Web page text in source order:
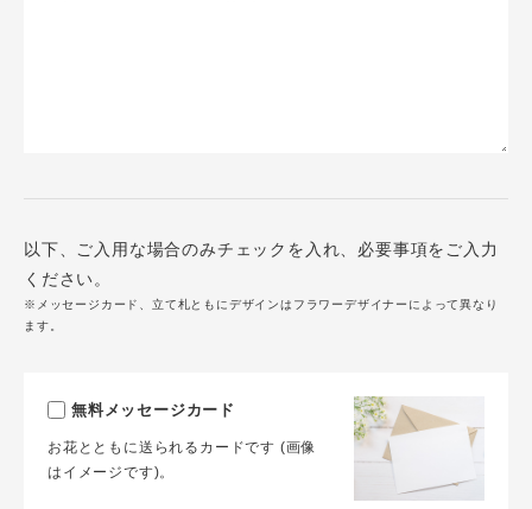
以下、ご入用な場合のみチェックを入れ、必要事項をご入力
ください。
※メッセージカード、立て札ともにデザインはフラワーデザイナーによって異なり
ます。
無料メッセージカード
お花とともに送られるカードです (画像
はイメージです)。